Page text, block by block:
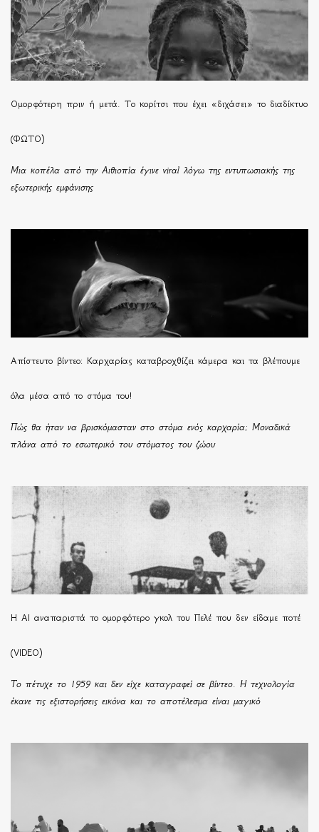
Ομορφότερη πριν ή μετά. Το κορίτσι που έχει «διχάσει» το διαδίκτυο
(ΦΩΤΟ)
Μια κοπέλα από την Αιθιοπία έγινε viral λόγω της εντυπωσιακής της
εξωτερικής εμφάνισης
Απίστευτο βίντεο: Καρχαρίας καταβροχθίζει κάμερα και τα βλέπουμε
όλα μέσα από το στόμα του!
Πώς θα ήταν να βρισκόμασταν στο στόμα ενός καρχαρία; Μοναδικά
πλάνα από το εσωτερικό του στόματος του ζώου
Η ΑΙ αναπαριστά το ομορφότερο γκολ του Πελέ που δεν είδαμε ποτέ
(VIDEO)
Το πέτυχε το 1959 και δεν είχε καταγραφεί σε βίντεο. Η τεχνολογία
έκανε τις εξιστορήσεις εικόνα και το αποτέλεσμα είναι μαγικό